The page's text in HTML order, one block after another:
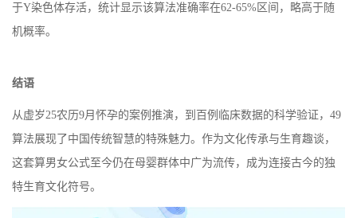
于Y染色体存活，统计显示该算法准确率在62-65%区间，略高于随
机概率。
结语
从虚岁25农历9月怀孕的案例推演，到百例临床数据的科学验证，49
算法展现了中国传统智慧的特殊魅力。作为文化传承与生育趣谈，
这套算男女公式至今仍在母婴群体中广为流传，成为连接古今的独
特生育文化符号。